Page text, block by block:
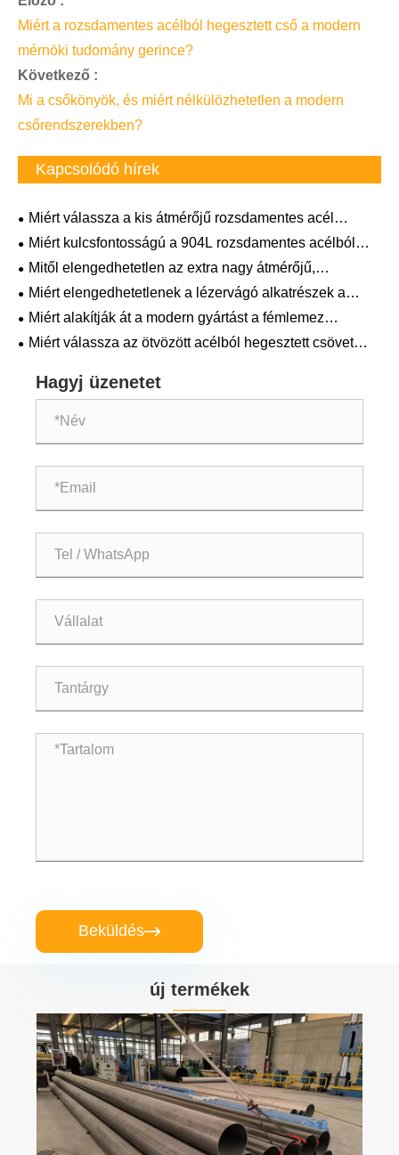
Miért a rozsdamentes acélból hegesztett cső a modern
mérnöki tudomány gerince?
Következő :
Mi a csőkönyök, és miért nélkülözhetetlen a modern
csőrendszerekben?
Kapcsolódó hírek
Miért válassza a kis átmérőjű rozsdamentes acél
hegesztett csövet?
Miért kulcsfontosságú a 904L rozsdamentes acélból
hegesztett cső 100%-os RT vizsgálattal a zord
környezetekben?
Mitől elengedhetetlen az extra nagy átmérőjű,
rozsdamentes acélból készült hegesztett csövek a
modern ipari rendszerekben?
Miért elengedhetetlenek a lézervágó alkatrészek a
modern gyártáshoz?
Miért alakítják át a modern gyártást a fémlemez
lézervágó szolgáltatások?
Miért válassza az ötvözött acélból hegesztett csövet
Hagyj üzenetet
Beküldés
új termékek
Kis átmérőjű varrat nélküli szénacél cső
Mutass többet >>